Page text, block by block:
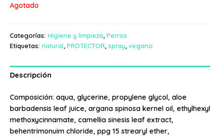
Agotado
Categorías: Higiene y limpieza, Perros
Etiquetas: natural, PROTECTOR, spray, vegano
Descripción
Composición: aqua, glycerine, propylene glycol, aloe
barbadensis leaf juice, argana spinosa kernel oil, ethylhexyl
methoxycinnamate, camellia sinesis leaf extract,
behentrimonuim chloride, ppg 15 strearyl ether,